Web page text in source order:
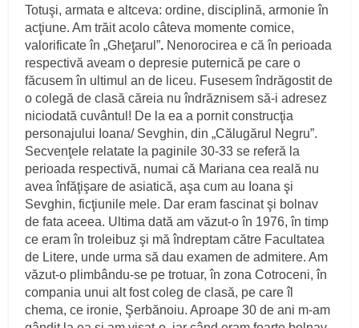
Totuşi, armata e altceva: ordine, disciplină, armonie în
acţiune. Am trăit acolo câteva momente comice,
valorificate în „Gheţarul”. Nenorocirea e că în perioada
respectivă aveam o depresie puternică pe care o
făcusem în ultimul an de liceu. Fusesem îndrăgostit de
o colegă de clasă căreia nu îndrăznisem să-i adresez
niciodată cuvântul! De la ea a pornit construcţia
personajului Ioana/ Sevghin, din „Călugărul Negru”.
Secvenţele relatate la paginile 30-33 se referă la
perioada respectivă, numai că Mariana cea reală nu
avea înfăţişare de asiatică, aşa cum au Ioana şi
Sevghin, ficţiunile mele. Dar eram fascinat şi bolnav
de fata aceea. Ultima dată am văzut-o în 1976, în timp
ce eram în troleibuz şi mă îndreptam către Facultatea
de Litere, unde urma să dau examen de admitere. Am
văzut-o plimbându-se pe trotuar, în zona Cotroceni, în
compania unui alt fost coleg de clasă, pe care îl
chema, ce ironie, Şerbănoiu. Aproape 30 de ani m-am